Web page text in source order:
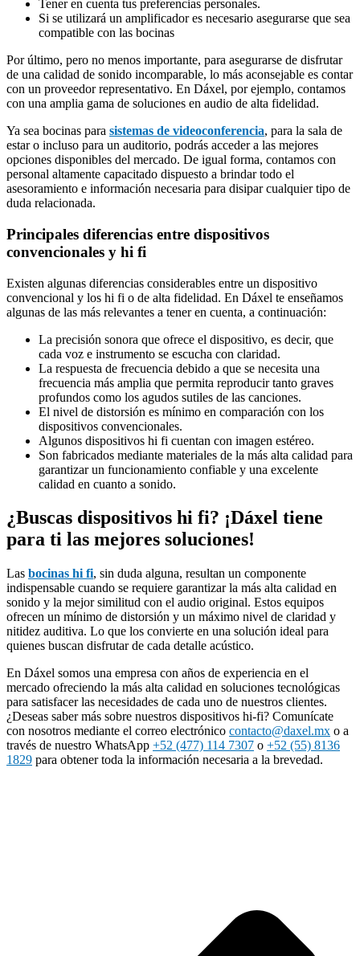
Tener en cuenta tus preferencias personales.
Si se utilizará un amplificador es necesario asegurarse que sea
compatible con las bocinas
Por último, pero no menos importante, para asegurarse de disfrutar
de una calidad de sonido incomparable, lo más aconsejable es contar
con un proveedor representativo. En Dáxel, por ejemplo, contamos
con una amplia gama de soluciones en audio de alta fidelidad.
Ya sea bocinas para sistemas de videoconferencia, para la sala de
estar o incluso para un auditorio, podrás acceder a las mejores
opciones disponibles del mercado. De igual forma, contamos con
personal altamente capacitado dispuesto a brindar todo el
asesoramiento e información necesaria para disipar cualquier tipo de
duda relacionada.
Principales diferencias entre dispositivos
convencionales y hi fi
Existen algunas diferencias considerables entre un dispositivo
convencional y los hi fi o de alta fidelidad. En Dáxel te enseñamos
algunas de las más relevantes a tener en cuenta, a continuación:
La precisión sonora que ofrece el dispositivo, es decir, que
cada voz e instrumento se escucha con claridad.
La respuesta de frecuencia debido a que se necesita una
frecuencia más amplia que permita reproducir tanto graves
profundos como los agudos sutiles de las canciones.
El nivel de distorsión es mínimo en comparación con los
dispositivos convencionales.
Algunos dispositivos hi fi cuentan con imagen estéreo.
Son fabricados mediante materiales de la más alta calidad para
garantizar un funcionamiento confiable y una excelente
calidad en cuanto a sonido.
¿Buscas dispositivos hi fi? ¡Dáxel tiene
para ti las mejores soluciones!
Las bocinas hi fi, sin duda alguna, resultan un componente
indispensable cuando se requiere garantizar la más alta calidad en
sonido y la mejor similitud con el audio original. Estos equipos
ofrecen un mínimo de distorsión y un máximo nivel de claridad y
nitidez auditiva. Lo que los convierte en una solución ideal para
quienes buscan disfrutar de cada detalle acústico.
En Dáxel somos una empresa con años de experiencia en el
mercado ofreciendo la más alta calidad en soluciones tecnológicas
para satisfacer las necesidades de cada uno de nuestros clientes.
¿Deseas saber más sobre nuestros dispositivos hi-fi? Comunícate
con nosotros mediante el correo electrónico contacto@daxel.mx o a
través de nuestro WhatsApp +52 (477) 114 7307 o +52 (55) 8136
1829 para obtener toda la información necesaria a la brevedad.